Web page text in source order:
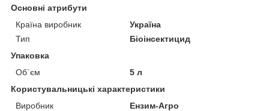
Основні атрибути
Країна виробник
Україна
Тип
Біоінсектицид
Упаковка
Об`єм
5 л
Користувальницькі характеристики
Виробник
Ензим-Агро